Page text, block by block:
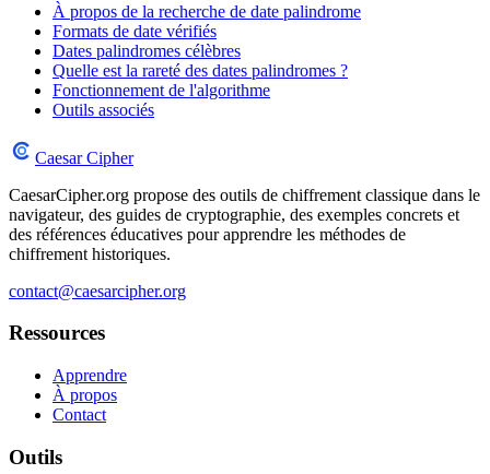
À propos de la recherche de date palindrome
Formats de date vérifiés
Dates palindromes célèbres
Quelle est la rareté des dates palindromes ?
Fonctionnement de l'algorithme
Outils associés
Caesar Cipher
CaesarCipher.org propose des outils de chiffrement classique dans le
navigateur, des guides de cryptographie, des exemples concrets et
des références éducatives pour apprendre les méthodes de
chiffrement historiques.
contact@caesarcipher.org
Ressources
Apprendre
À propos
Contact
Outils